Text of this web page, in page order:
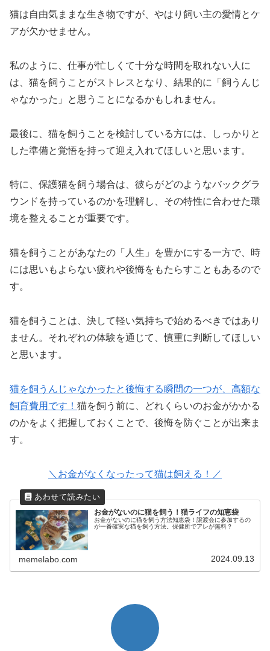
猫は自由気ままな生き物ですが、やはり飼い主の愛情とケ
アが欠かせません。
私のように、仕事が忙しくて十分な時間を取れない人に
は、猫を飼うことがストレスとなり、結果的に「飼うんじ
ゃなかった」と思うことになるかもしれません。
最後に、猫を飼うことを検討している方には、しっかりと
した準備と覚悟を持って迎え入れてほしいと思います。
特に、保護猫を飼う場合は、彼らがどのようなバックグラ
ウンドを持っているのかを理解し、その特性に合わせた環
境を整えることが重要です。
猫を飼うことがあなたの「人生」を豊かにする一方で、時
には思いもよらない疲れや後悔をもたらすこともあるので
す。
猫を飼うことは、決して軽い気持ちで始めるべきではあり
ません。それぞれの体験を通じて、慎重に判断してほしい
と思います。
猫を飼うんじゃなかったと後悔する瞬間の一つが、高額な
飼育費用です！ 猫を飼う前に、どれくらいのお金がかかる
のかをよく把握しておくことで、後悔を防ぐことが出来ま
す。
＼お金がなくなったって猫は飼える！／
お金がないのに猫を飼う！猫ライフの知恵袋
お金がないのに猫を飼う方法知恵袋！譲渡会に参加するの
が一番確実な猫を飼う方法。保健所でアレが無料？
memelabo.com 2024.09.13